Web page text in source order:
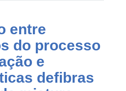
entre
do processo
e
defibras